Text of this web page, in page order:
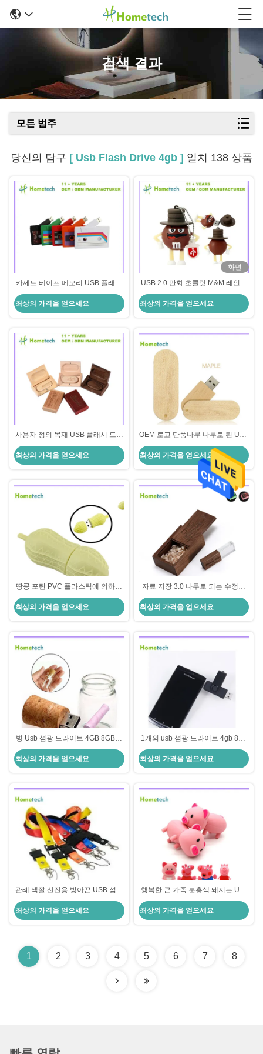
검색 결과
모든 범주
당신의 탐구 [ Usb Flash Drive 4gb ] 일치 138 상품
카세트 테이프 메모리 USB 플래시
드라이브 4GB 8GB 16GB 32GB
64GB 128GB 사용자 지정 로고
최상의 가격을 얻으세요
화면
USB 2.0 만화 초콜릿 M&M 레인보
우 콩 USB 플래시 드라이브 4GB
8GB 32GB 64GB 펜드라이브 플래
시 메모리 선물
최상의 가격을 얻으세요
사용자 정의 목재 USB 플래시 드라
이브 4GB 16GB 8GB 32GB 64GB
1TB USB 스틱 펜드라이브
최상의 가격을 얻으세요
OEM 로고 단풍나무 나무로 된 USB
플래시는 스마트 장치를 위한 4GB
8GB 16GB 능력을 운전합니다
최상의 가격을 얻으세요
땅콩 포탄 PVC 플라스틱에 의하여
주문을 받아서 만들어지는 USB 섬
광 드라이브 4GB 8GB 4.3x1.3cm
최상의 가격을 얻으세요
자료 저장 3.0 나무로 되는 수정같
은 Usb 섬광 드라이브 4GB 8GB
16GB 32GB 64GB 128GB
최상의 가격을 얻으세요
병 Usb 섬광 드라이브 4GB 8GB에
있는 투명한 목제 유리제 메시지
최상의 가격을 얻으세요
1개의 usb 섬광 드라이브 4gb 8gb
16gb 32gb 휴대전화 usb 섬광 드라
이브 64GB에 대하여 촉진 선물 검
정 2
최상의 가격을 얻으세요
관례 색깔 선전용 방아끈 USB 섬광
은 대학의 학생을 위한 4GB/8GB를
몹니다
최상의 가격을 얻으세요
행복한 큰 가족 분홍색 돼지는 Usb
섬광 드라이브, 개인화한 Usb 열쇠
에 의하여 주문을 받아서 만들어진
PVC에 의하여 형성된 USB 섬광 드
최상의 가격을 얻으세요
1 2 3 4 5 6 7 8